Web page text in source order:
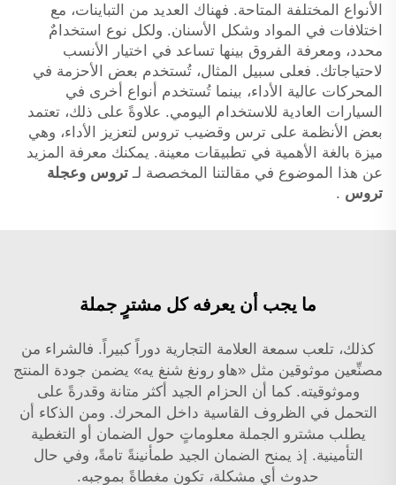
الأنواع المختلفة المتاحة. فهناك العديد من التباينات، مع
اختلافات في المواد وشكل الأسنان. ولكل نوع استخدامٌ
محدد، ومعرفة الفروق بينها تساعد في اختيار الأنسب
لاحتياجاتك. فعلى سبيل المثال، تُستخدم بعض الأحزمة في
المحركات عالية الأداء، بينما تُستخدم أنواع أخرى في
السيارات العادية للاستخدام اليومي. علاوةً على ذلك، تعتمد
بعض الأنظمة على ترس وقضيب تروس لتعزيز الأداء، وهي
ميزة بالغة الأهمية في تطبيقات معينة. يمكنك معرفة المزيد
عن هذا الموضوع في مقالتنا المخصصة لـ تروس وعجلة
تروس .
ما يجب أن يعرفه كل مشترٍ جملة
كذلك، تلعب سمعة العلامة التجارية دوراً كبيراً. فالشراء من
مصنِّعين موثوقين مثل «هاو رونغ شنغ يه» يضمن جودة المنتج
وموثوقيته. كما أن الحزام الجيد أكثر متانة وقدرةً على
التحمل في الظروف القاسية داخل المحرك. ومن الذكاء أن
يطلب مشترو الجملة معلوماتٍ حول الضمان أو التغطية
التأمينية. إذ يمنح الضمان الجيد طمأنينةً تامةً، وفي حال
حدوث أي مشكلة، تكون مغطاةً بموجبه.